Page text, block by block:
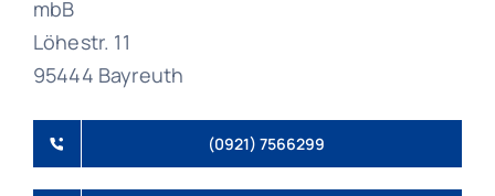
mbB
Löhestr. 11
95444 Bayreuth
(0921) 7566299